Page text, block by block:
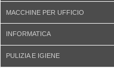
MACCHINE PER UFFICIO
INFORMATICA
PULIZIA E IGIENE